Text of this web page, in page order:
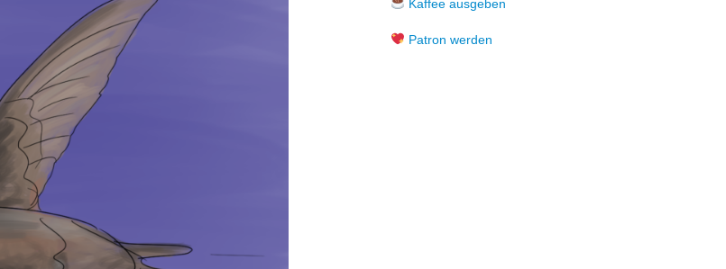
Kaffee ausgeben
Patron werden